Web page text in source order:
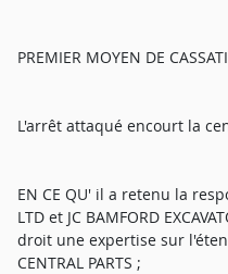
PREMIER MOYEN DE
L'arrêt attaqué encourt la
EN CE QU' il a retenu la
LTD et JC BAMFORD
droit une expertise sur
CENTRAL PARTS ;